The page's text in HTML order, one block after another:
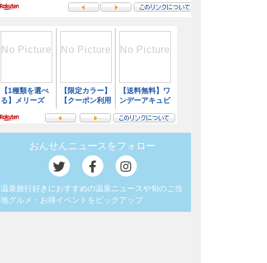
おんせんニュースをフォロー
温泉旅行好きにおすすめの温泉ニュースや旬のご当
地グルメ・お得イベントをピックアップ